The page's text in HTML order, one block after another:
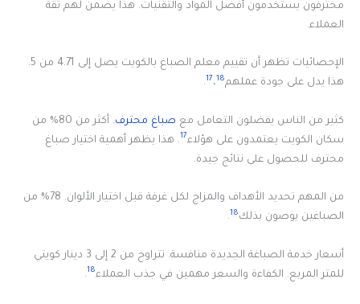
محترفون يستخدمون أفضل المواد والتقنيات. هذا يضمن لهم ثقة
العملاء.
الإحصائيات تظهر أن تقييم معلم الصباغ بالكويت يصل إلى 4.71 من 5.
هذا يدل على جودة عملهم
17،18
.
كثير من الناس يفضلون التعامل مع صباغ محترف
. أكثر من 80% من
سكان الكويت يعتمدون على هؤلاء17. هذا يظهر أهمية اختيار صباغ
محترف للحصول على نتائج جيدة.
من المهم تحديد الأهداف والمزاج لكل غرفة قبل اختيار الألوان. 78% من
الصباغين يوصون بذلك18
.
أسعار خدمة الصباغة الجديدة منافسة. تتراوح من 2 إلى 3 دينار كويتي
للمتر المربع. الكفاءة والسعر مهمين في جذب العملاء18
.